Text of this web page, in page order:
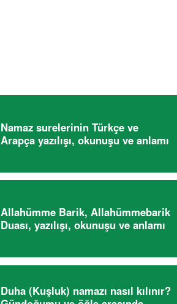
Namaz surelerinin Türkçe ve
Arapça yazılışı, okunuşu ve anlamı
Allahümme Barik, Allahümmebarik
Duası, yazılışı, okunuşu ve anlamı
Duha (Kuşluk) namazı nasıl kılınır?